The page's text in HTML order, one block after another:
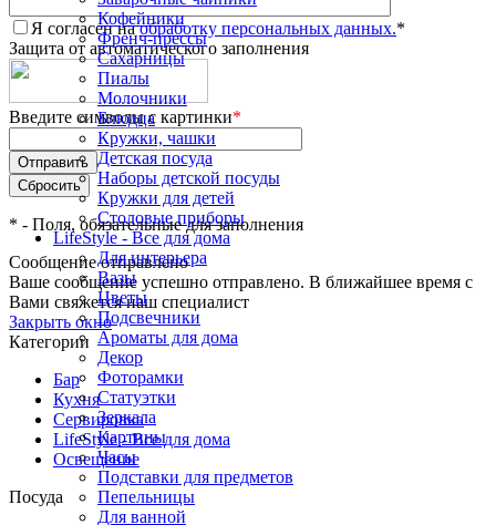
Кофейники
Френч-прессы
Сахарницы
Пиалы
Молочники
Блюдца
Кружки, чашки
Детская посуда
Наборы детской посуды
Кружки для детей
Столовые приборы
LifeStyle - Все для дома
Для интерьера
Вазы
Цветы
Подсвечники
Ароматы для дома
Декор
Фоторамки
Статуэтки
Зеркала
Картины
Часы
Подставки для предметов
Пепельницы
Для ванной
Я согласен наобработку персональных данных.*
Защита от автоматического заполнения
Введите символы с картинки*
* - Поля, обязательные для заполнения
Сообщение отправлено
Ваше сообщение успешно отправлено. В ближайшее время с
Вами свяжется наш специалист
Закрыть окно
Категории
Бар
Кухня
Сервировка
LifeStyle - Все для дома
Освещение
Посуда